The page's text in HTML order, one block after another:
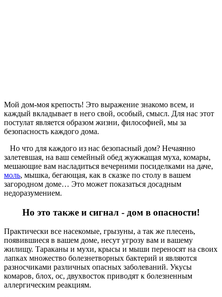
Мой дом-моя крепость! Это выражение знакомо всем, и
каждый вкладывает в него свой, особый, смысл. Для нас этот
постулат является образом жизни, философией, мы за
безопасность каждого дома.
Но что для каждого из нас безопасный дом? Нечаянно
залетевшая, на ваш семейный обед жужжащая муха, комары,
мешающие вам насладиться вечерними посиделками на даче,
моль, мышка, бегающая, как в сказке по столу в вашем
загородном доме… Это может показаться досадным
недоразумением.
Но это также и сигнал - дом в опасности!
Практически все насекомые, грызуны, а так же плесень,
появившиеся в вашем доме, несут угрозу вам и вашему
жилищу. Тараканы и мухи, крысы и мыши переносят на своих
лапках множество болезнетворных бактерий и являются
разносчиками различных опасных заболеваний. Укусы
комаров, блох, ос, двухвосток приводят к болезненным
аллергическим реакциям.